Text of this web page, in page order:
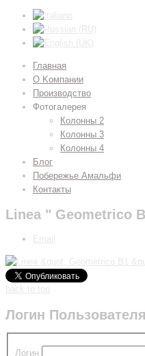
Главная
О Kомпании
Производство
Фотогалерея
Колонны 2
Колонны 3
Колонны 4
Блог
Побережье Амальфи
Контакты
Linea " Geometrico
Email
back to top
Логин Пользователя
Логин